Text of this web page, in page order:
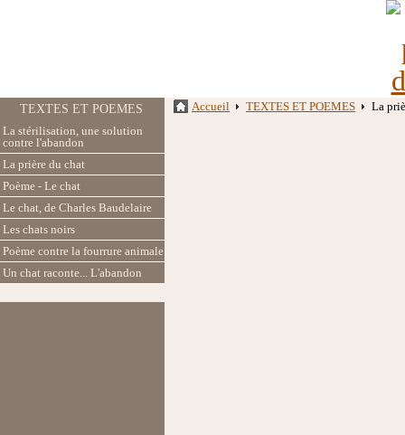
TEXTES ET POEMES
La stérilisation, une solution
contre l'abandon
La prière du chat
Poème - Le chat
Le chat, de Charles Baudelaire
Les chats noirs
Poème contre la fourrure animale
Un chat raconte... L'abandon
Accueil TEXTES ET POEMES La